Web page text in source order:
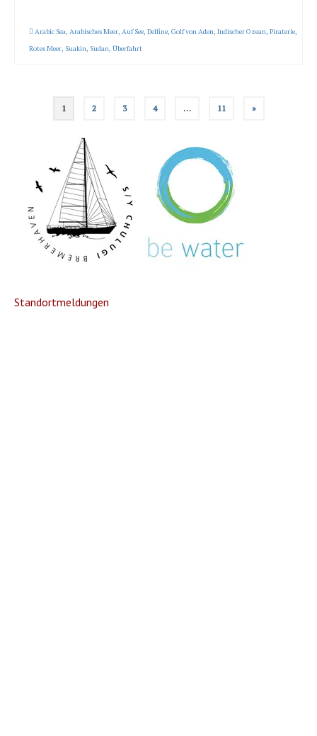
Arabic Sea Arabisches Meer Auf See Delfine Golf von Aden Indischer Ozean Piraterie
Rotes Meer Suakin Sudan Überfahrt
Seitennummerierung
Beiträge
1 2 3 4 … 11 »
Standortmeldungen